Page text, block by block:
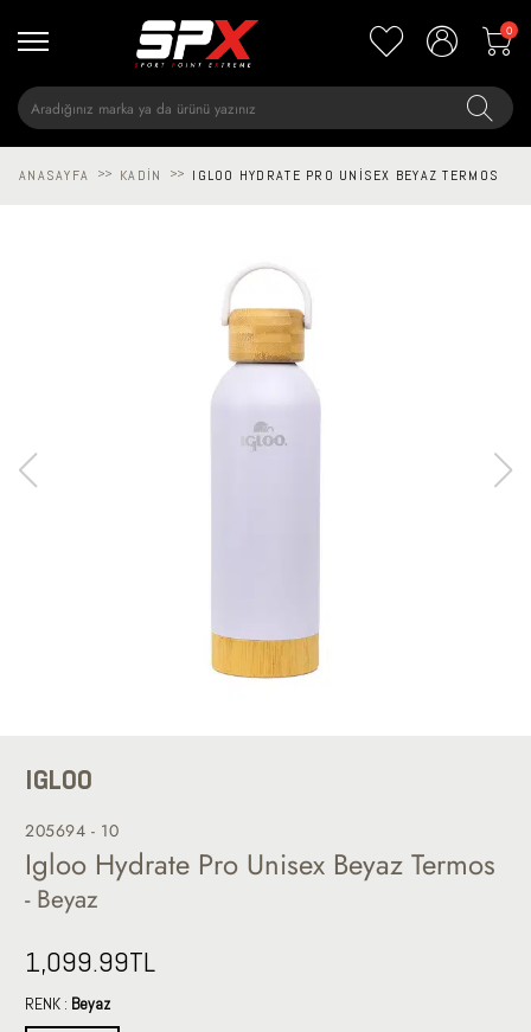
0
ANASAYFA >> KADIN >> IGLOO HYDRATE PRO UNISEX BEYAZ TERMOS
IGLOO
205694 - 10
Igloo Hydrate Pro Unisex Beyaz Termos
- Beyaz
1,099.99TL
RENK : Beyaz